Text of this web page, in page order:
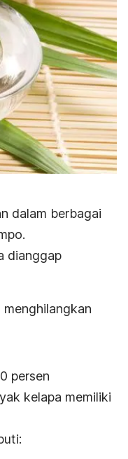
dalam berbagai
dianggap
persen
kelapa memiliki